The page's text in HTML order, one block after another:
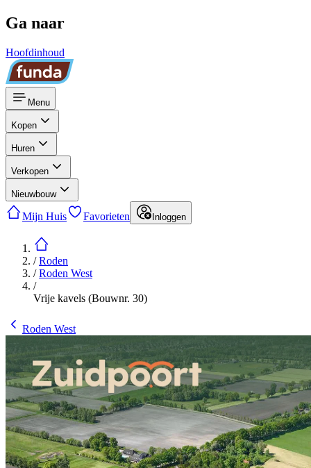
Ga naar
Hoofdinhoud
Menu
Kopen
Huren
Verkopen
Nieuwbouw
Mijn Huis Favorieten Inloggen
/Roden
/Roden West
/
Vrije kavels (Bouwnr. 30)
Roden West